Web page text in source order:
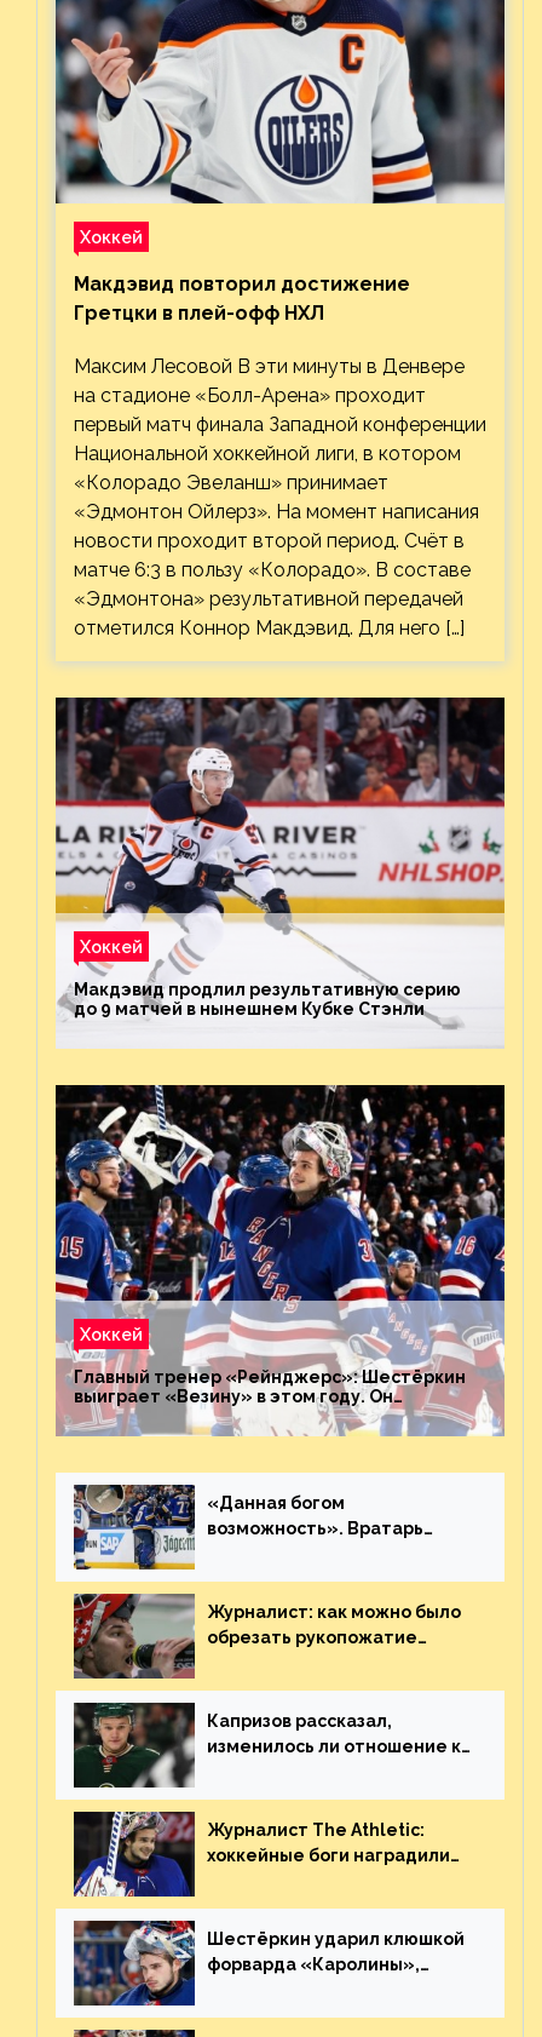
Хоккей
Макдэвид повторил достижение
Гретцки в плей-офф НХЛ
Максим Лесовой В эти минуты в Денвере
на стадионе «Болл-Арена» проходит
первый матч финала Западной конференции
Национальной хоккейной лиги, в котором
«Колорадо Эвеланш» принимает
«Эдмонтон Ойлерз». На момент написания
новости проходит второй период. Счёт в
матче 6:3 в пользу «Колорадо». В составе
«Эдмонтона» результативной передачей
отметился Коннор Макдэвид. Для него […]
Хоккей
Макдэвид продлил результативную серию
до 9 матчей в нынешнем Кубке Стэнли
Хоккей
Главный тренер «Рейнджерс»: Шестёркин
выиграет «Везину» в этом году. Он
невероятен
«Данная богом
возможность». Вратарь
броске бутылкой в Кадри
Журналист: как можно было
обрезать рукопожатие
Плохая работа, ESPN
Капризов рассказал,
изменилось ли отношение к
Украине
Журналист The Athletic:
хоккейные боги наградили
великолепную игру
Шестёркин ударил клюшкой
форварда «Каролины»,
пятаке. Видео